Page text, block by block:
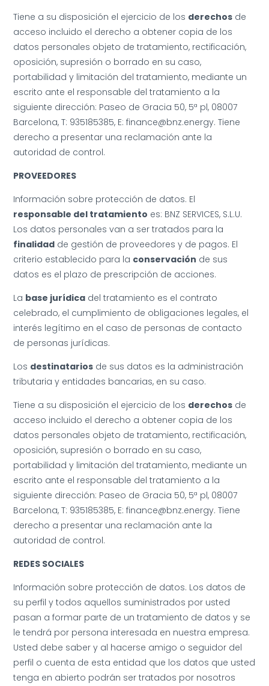
Tiene a su disposición el ejercicio de los derechos de
acceso incluido el derecho a obtener copia de los
datos personales objeto de tratamiento, rectificación,
oposición, supresión o borrado en su caso,
portabilidad y limitación del tratamiento, mediante un
escrito ante el responsable del tratamiento a la
siguiente dirección: Paseo de Gracia 50, 5ª pl, 08007
Barcelona, T: 935185385, E: finance@bnz.energy. Tiene
derecho a presentar una reclamación ante la
autoridad de control.
PROVEEDORES
Información sobre protección de datos. El
responsable del tratamiento es: BNZ SERVICES, S.L.U.
Los datos personales van a ser tratados para la
finalidad de gestión de proveedores y de pagos. El
criterio establecido para la conservación de sus
datos es el plazo de prescripción de acciones.
La base jurídica del tratamiento es el contrato
celebrado, el cumplimiento de obligaciones legales, el
interés legítimo en el caso de personas de contacto
de personas jurídicas.
Los destinatarios de sus datos es la administración
tributaria y entidades bancarias, en su caso.
Tiene a su disposición el ejercicio de los derechos de
acceso incluido el derecho a obtener copia de los
datos personales objeto de tratamiento, rectificación,
oposición, supresión o borrado en su caso,
portabilidad y limitación del tratamiento, mediante un
escrito ante el responsable del tratamiento a la
siguiente dirección: Paseo de Gracia 50, 5ª pl, 08007
Barcelona, T: 935185385, E: finance@bnz.energy. Tiene
derecho a presentar una reclamación ante la
autoridad de control.
REDES SOCIALES
Información sobre protección de datos. Los datos de
su perfil y todos aquellos suministrados por usted
pasan a formar parte de un tratamiento de datos y se
le tendrá por persona interesada en nuestra empresa.
Usted debe saber y al hacerse amigo o seguidor del
perfil o cuenta de esta entidad que los datos que usted
tenga en abierto podrán ser tratados por nosotros